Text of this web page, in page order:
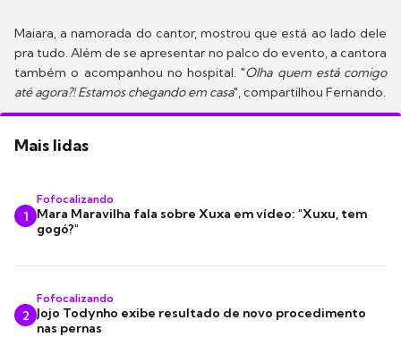
Maiara, a namorada do cantor, mostrou que está ao lado dele
pra tudo. Além de se apresentar no palco do evento, a cantora
também o acompanhou no hospital. "Olha quem está comigo
até agora?! Estamos chegando em casa", compartilhou Fernando.
Mais lidas
1
Fofocalizando
Mara Maravilha fala sobre Xuxa em vídeo: "Xuxu, tem
gogó?"
2
Fofocalizando
Jojo Todynho exibe resultado de novo procedimento
nas pernas